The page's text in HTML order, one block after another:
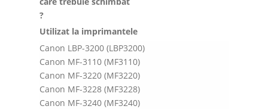
?
Utilizat la imprimantele
Canon LBP-3200 (LBP3200)
Canon MF-3110 (MF3110)
Canon MF-3220 (MF3220)
Canon MF-3228 (MF3228)
Canon MF-3240 (MF3240)